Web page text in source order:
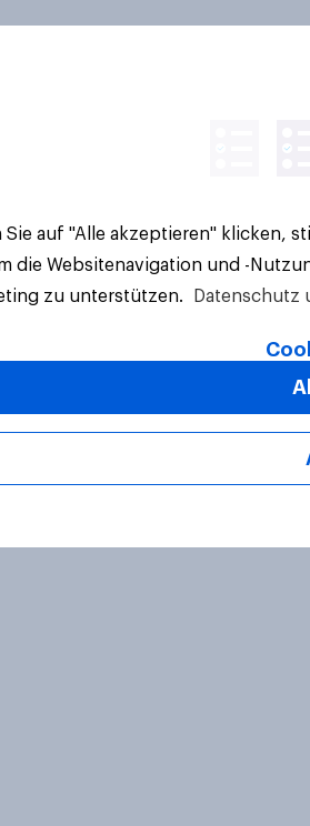
PLC. Alle Rechte vorbehalten.
Sie auf "Alle akzeptieren" klicken,
die Websitenavigation und -
zu unterstützen.
Datenschutz